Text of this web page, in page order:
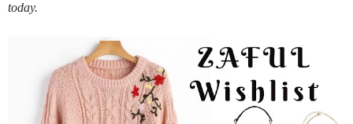
today.